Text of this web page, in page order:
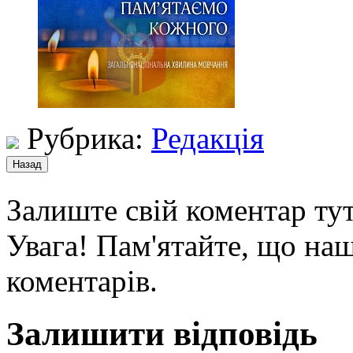
Рубрика: Редакція
Залиште свій коментар
Увага! Пам'ятайте, що
коментарів.
Залишити відповідь